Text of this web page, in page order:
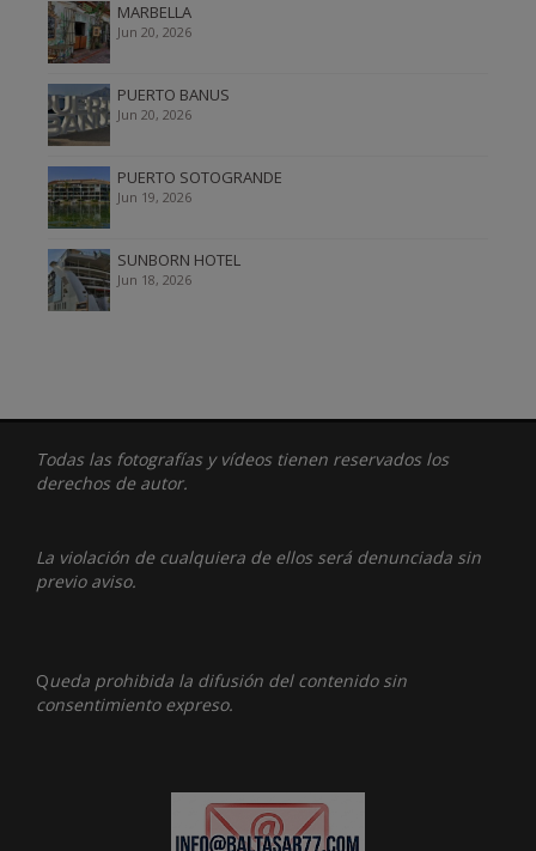
MARBELLA
Jun 20, 2026
PUERTO BANUS
Jun 20, 2026
PUERTO SOTOGRANDE
Jun 19, 2026
SUNBORN HOTEL
Jun 18, 2026
Todas las fotografías y vídeos tienen reservados los
derechos de autor.
La violación de cualquiera de ellos será denunciada sin
previo aviso.
Queda prohibida la difusión del contenido sin
consentimiento expreso.